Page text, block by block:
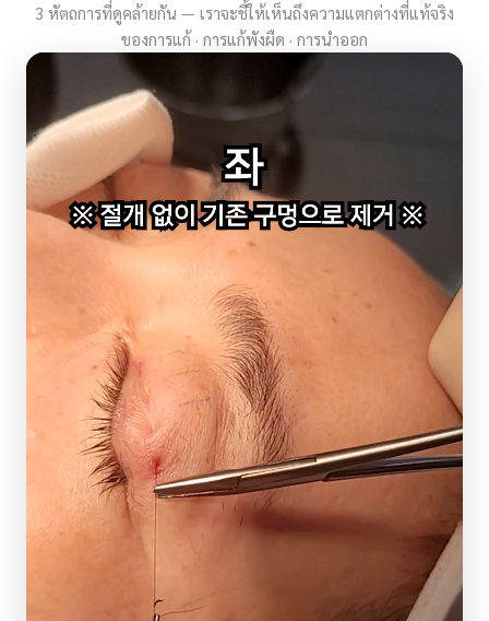
3 หัตถการที่ดูคล้ายกัน — เราจะชี้ให้เห็นถึงความแตกต่างที่แท้จริง
ของการแก้ · การแก้พังผืด · การนำออก